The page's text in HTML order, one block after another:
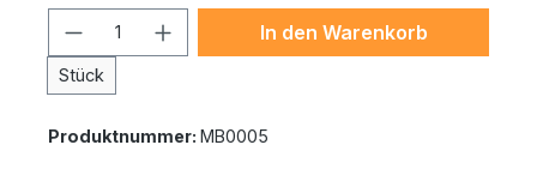
Produkt Anzahl: Gib den
Stück
In den Warenkorb
Produktnummer: MB0005